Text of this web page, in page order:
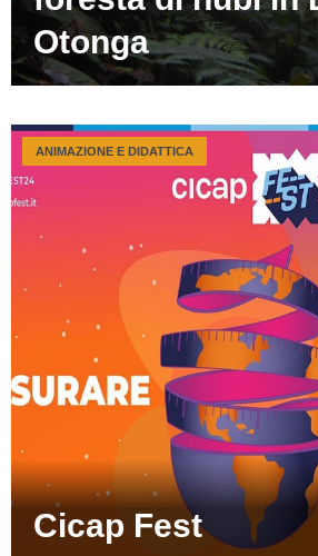
Otonga
Cicap Fest
ANIMAZIONE E DIDATTICA